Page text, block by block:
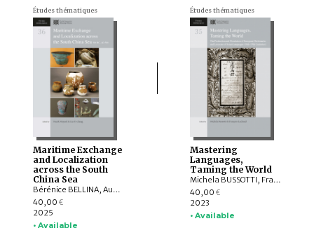
Études thématiques
Maritime Exchange
and Localization
across the South
China Sea
Bérénice BELLINA, Aude FAVEREAU, LÂM Thị Mỹ Dung, YAMAGATA Mariko, Frank MUYARD, LIU Yi-chang, Krisztina KINGA HOPPÁL, Stephen CHIA MING SOON, SHIUNG Chung-ching, MIYAMA Emily, CHAO Chin-yung, CHUNG Kuo-feng, WANG Kuan-Wen, Caroline JACKSON, LIU Jiun-Yu
40,00 €
2025
• Available
Études thématiques
Mastering
Languages,
Taming the World
Michela BUSSOTTI, François LACHAUD, Dejanirah COUTO, Rui Manuel LOUREIRO, KISHIMOTO Emi, ŌSHIMA Mikio, Henning KLÖTER, Hans-Jörg DÖHLA, María Teresa GONZÁLEZ LINAJE, YANG Huiling, Mariarosaria GIANNINOTO, Eugenio MENEGON, Mårten SÖDERBLOM SAARELA, YOSHIKAWA Masayuki
40,00 €
2023
• Available